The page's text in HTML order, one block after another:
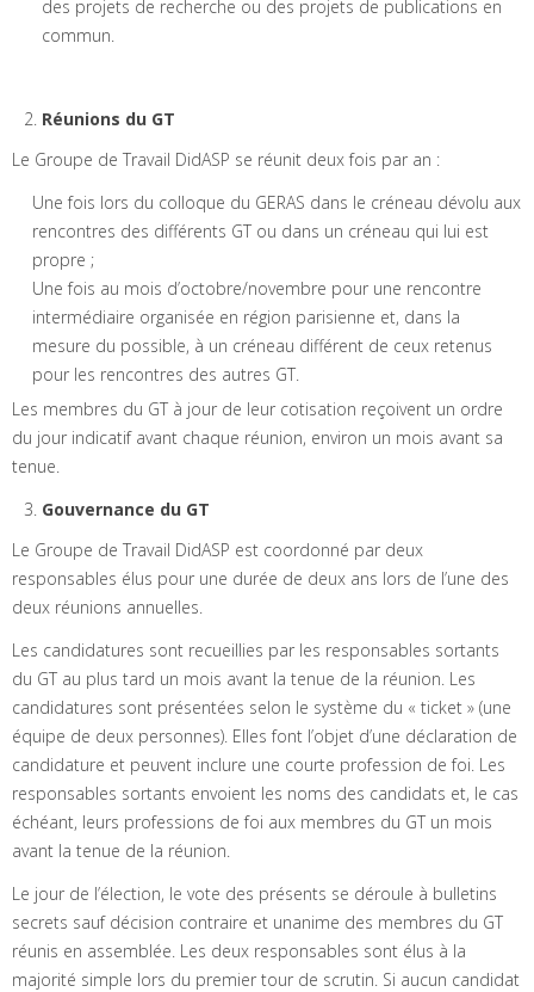
des projets de recherche ou des projets de publications en
commun.
Réunions du GT
Le Groupe de Travail DidASP se réunit deux fois par an :
Une fois lors du colloque du GERAS dans le créneau dévolu aux
rencontres des différents GT ou dans un créneau qui lui est
propre ;
Une fois au mois d’octobre/novembre pour une rencontre
intermédiaire organisée en région parisienne et, dans la
mesure du possible, à un créneau différent de ceux retenus
pour les rencontres des autres GT.
Les membres du GT à jour de leur cotisation reçoivent un ordre
du jour indicatif avant chaque réunion, environ un mois avant sa
tenue.
Gouvernance du GT
Le Groupe de Travail DidASP est coordonné par deux
responsables élus pour une durée de deux ans lors de l’une des
deux réunions annuelles.
Les candidatures sont recueillies par les responsables sortants
du GT au plus tard un mois avant la tenue de la réunion. Les
candidatures sont présentées selon le système du « ticket » (une
équipe de deux personnes). Elles font l’objet d’une déclaration de
candidature et peuvent inclure une courte profession de foi. Les
responsables sortants envoient les noms des candidats et, le cas
échéant, leurs professions de foi aux membres du GT un mois
avant la tenue de la réunion.
Le jour de l’élection, le vote des présents se déroule à bulletins
secrets sauf décision contraire et unanime des membres du GT
réunis en assemblée. Les deux responsables sont élus à la
majorité simple lors du premier tour de scrutin. Si aucun candidat